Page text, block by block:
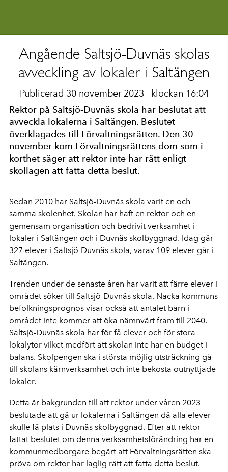
Angående Saltsjö-Duvnäs skolas
avveckling av lokaler i Saltängen
Publicerad 30 november 2023 klockan 16:04
Rektor på Saltsjö-Duvnäs skola har beslutat att
avveckla lokalerna i Saltängen. Beslutet
överklagades till Förvaltningsrätten. Den 30
november kom Förvaltningsrättens dom som i
korthet säger att rektor inte har rätt enligt
skollagen att fatta detta beslut.
Sedan 2010 har Saltsjö-Duvnäs skola varit en och
samma skolenhet. Skolan har haft en rektor och en
gemensam organisation och bedrivit verksamhet i
lokaler i Saltängen och i Duvnäs skolbyggnad. Idag går
327 elever i Saltsjö-Duvnäs skola, varav 109 elever går i
Saltängen.
Trenden under de senaste åren har varit att färre elever i
området söker till Saltsjö-Duvnäs skola. Nacka kommuns
befolkningsprognos visar också att antalet barn i
området inte kommer att öka nämnvärt fram till 2040.
Saltsjö-Duvnäs skola har för få elever och för stora
lokalytor vilket medfört att skolan inte har en budget i
balans. Skolpengen ska i största möjlig utsträckning gå
till skolans kärnverksamhet och inte bekosta outnyttjade
lokaler.
Detta är bakgrunden till att rektor under våren 2023
beslutade att gå ur lokalerna i Saltängen då alla elever
skulle få plats i Duvnäs skolbyggnad. Efter att rektor
fattat beslutet om denna verksamhetsförändring har en
kommunmedborgare begärt att Förvaltningsrätten ska
pröva om rektor har laglig rätt att fatta detta beslut.